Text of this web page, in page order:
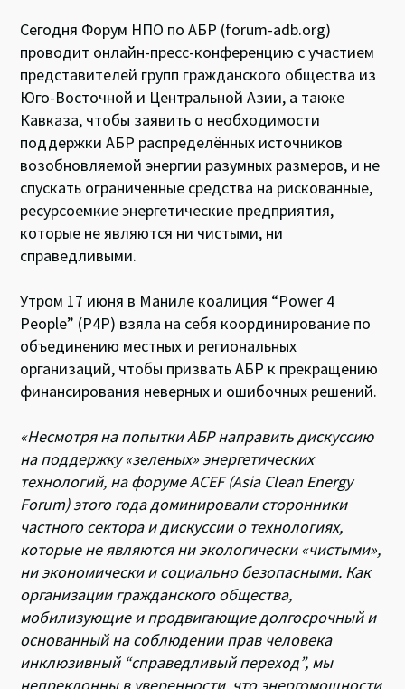
Сегодня Форум НПО по АБР (forum-adb.org)
проводит онлайн-пресс-конференцию с участием
представителей групп гражданского общества из
Юго-Восточной и Центральной Азии, а также
Кавказа, чтобы заявить о необходимости
поддержки АБР распределённых источников
возобновляемой энергии разумных размеров, и не
спускать ограниченные средства на рискованные,
ресурсоемкие энергетические предприятия,
которые не являются ни чистыми, ни
справедливыми.
Утром 17 июня в Маниле коалиция “Power 4
People” (P4P) взяла на себя координирование по
объединению местных и региональных
организаций, чтобы призвать АБР к прекращению
финансирования неверных и ошибочных решений.
«Несмотря на попытки АБР направить дискуссию
на поддержку «зеленых» энергетических
технологий, на форуме ACEF (Asia Clean Energy
Forum) этого года доминировали сторонники
частного сектора и дискуссии о технологиях,
которые не являются ни экологически «чистыми»,
ни экономически и социально безопасными. Как
организации гражданского общества,
мобилизующие и продвигающие долгосрочный и
основанный на соблюдении прав человека
инклюзивный “справедливый переход”, мы